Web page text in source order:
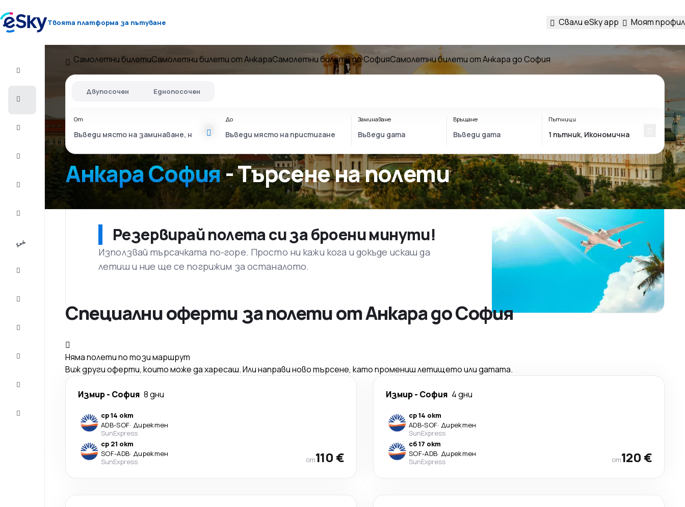
Твоята платформа за пътуване Свали eSky app Моят профил
Самолетни
Самолетни билетиСамолетни билети от АнкараСамолетни билети до СофияСамолетни билети от Анкара до София
Анкара София- Търсене на полети
Двупосочен Еднопосочен
От До Заминаване Връщане Пътници
Резервирай полета си за броени минути!
Използвай търсачката по-горе. Просто ни кажи кога и докъде искаш да
летиш и ние ще се погрижим за останалото.
Специални оферти за полети от Анкара до София
Няма полети по този маршрут
Виж други оферти, които може да харесаш. Или направи ново търсене, като промениш летището или датата.
Измир- София 8 дни
ср 14 окт
ADB-SOF· Директен
SunExpress
ср 21 окт
SOF-ADB· Директен
SunExpress
от110 €
Измир- София 4 дни
ср 14 окт
ADB-SOF· Директен
SunExpress
сб 17 окт
SOF-ADB· Директен
SunExpress
от120 €